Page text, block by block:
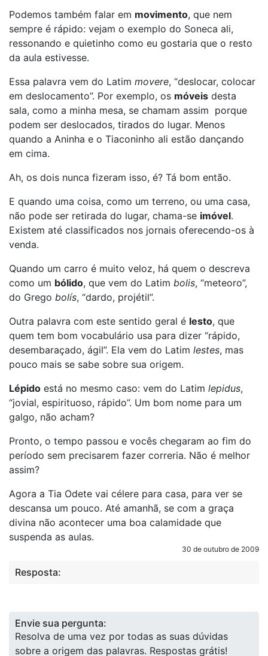
Podemos também falar em movimento, que nem
sempre é rápido: vejam o exemplo do Soneca ali,
ressonando e quietinho como eu gostaria que o resto
da aula estivesse.
Essa palavra vem do Latim movere, “deslocar, colocar
em deslocamento”. Por exemplo, os móveis desta
sala, como a minha mesa, se chamam assim porque
podem ser deslocados, tirados do lugar. Menos
quando a Aninha e o Tiaconinho ali estão dançando
em cima.
Ah, os dois nunca fizeram isso, é? Tá bom então.
E quando uma coisa, como um terreno, ou uma casa,
não pode ser retirada do lugar, chama-se imóvel.
Existem até classificados nos jornais oferecendo-os à
venda.
Quando um carro é muito veloz, há quem o descreva
como um bólido, que vem do Latim bolis, “meteoro”,
do Grego bolís, “dardo, projétil”.
Outra palavra com este sentido geral é lesto, que
quem tem bom vocabulário usa para dizer “rápido,
desembaraçado, ágil”. Ela vem do Latim lestes, mas
pouco mais se sabe sobre sua origem.
Lépido está no mesmo caso: vem do Latim lepidus,
“jovial, espirituoso, rápido”. Um bom nome para um
galgo, não acham?
Pronto, o tempo passou e vocês chegaram ao fim do
período sem precisarem fazer correria. Não é melhor
assim?
Agora a Tia Odete vai célere para casa, para ver se
descansa um pouco. Até amanhã, se com a graça
divina não acontecer uma boa calamidade que
suspenda as aulas.
30 de outubro de 2009
Resposta:
Envie sua pergunta:
Resolva de uma vez por todas as suas dúvidas
sobre a origem das palavras. Respostas grátis!